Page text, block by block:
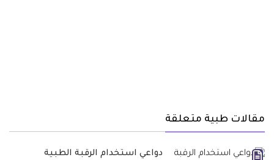
مقالات طبية متعلقة
دواعي استخدام الرقبة الطبية